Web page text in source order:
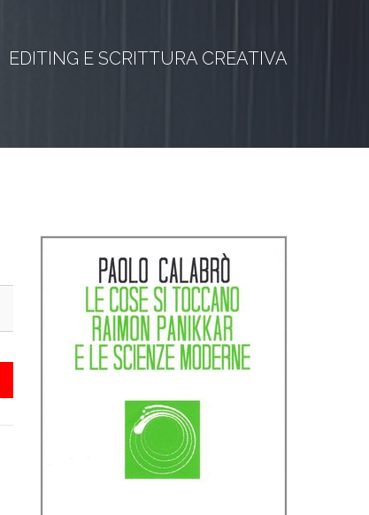
EDITING E SCRITTURA CREATIVA